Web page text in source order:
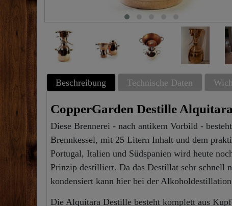
Beschreibung Technische Daten
CopperGarden Destille
Diese Brennerei - nach antikem Vorbild -
Brennkessel, mit 25 Litern Inhalt und dem
Portugal, Italien und Südspanien wird heute
Prinzip destilliert. Da das Destillat sehr schnell
kondensiert kann hier bei der
Die Alquitara Destille besteht komplett aus